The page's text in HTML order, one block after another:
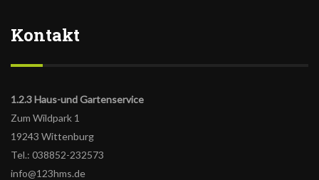
Kontakt
1.2.3 Haus-und Gartenservice
Zum Wildpark 1
19243 Wittenburg
Tel.: 038852-232573
info@123hms.de